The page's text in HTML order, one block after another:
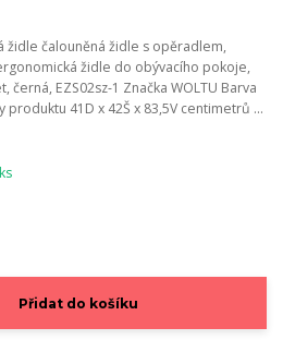
židle čalouněná židle s opěradlem,
židle do obývacího pokoje,
EZS02sz-1 Značka WOLTU Barva
41D x 42Š x 83,5V centimetrů ...
Přidat do košíku